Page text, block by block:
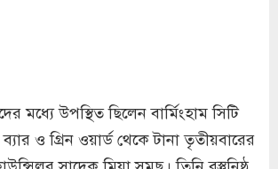
মধ্যে উপস্থিত ছিলেন বার্মিংহাম সিটি
ও গ্রিন ওয়ার্ড থেকে টানা তৃতীয়বারের